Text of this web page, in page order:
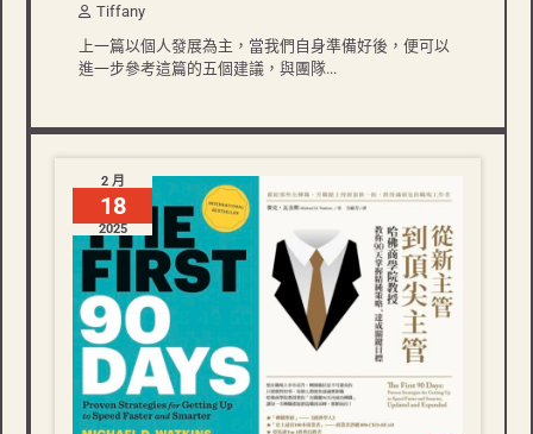
Tiffany
上一篇以個人發展為主，當我們自身準備好後，便可以
進一步參考這篇的五個建議，與團隊...
2 月
18
2025